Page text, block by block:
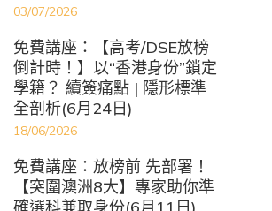
03/07/2026
免費講座：【高考/DSE放榜
倒計時！】以“香港身份”鎖定
學籍？ 續簽痛點 | 隱形標準
全剖析(6月24日)
18/06/2026
免費講座：放榜前 先部署！
【突圍澳洲8大】專家助你準